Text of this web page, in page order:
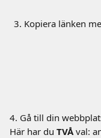
Kopiera länken
4. Gå till din
Här har du TVÅ val: